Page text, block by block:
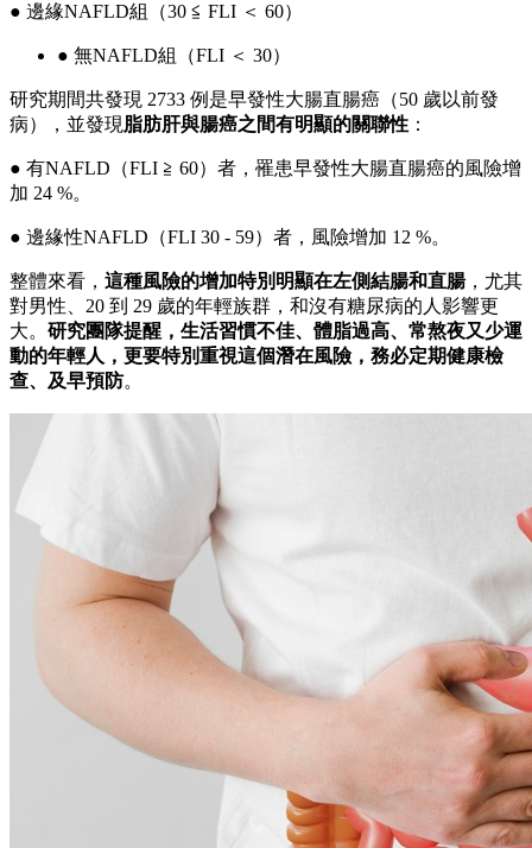
● 邊緣NAFLD組（30 ≦ FLI ＜ 60）
● 無NAFLD組（FLI ＜ 30）
研究期間共發現 2733 例是早發性大腸直腸癌（50 歲以前發
病），並發現脂肪肝與腸癌之間有明顯的關聯性 ：
● 有NAFLD（FLI ≧ 60）者，罹患早發性大腸直腸癌的風險增
加 24 %。
● 邊緣性NAFLD（FLI 30 - 59）者，風險增加 12 %。
整體來看， 這種風險的增加特別明顯在左側結腸和直腸，尤其
對男性、20 到 29 歲的年輕族群，和沒有糖尿病的人影響更
大。 研究團隊提醒，生活習慣不佳、體脂過高、常熬夜又少運
動的年輕人，更要特別重視這個潛在風險，務必定期健康檢
查、及早預防。